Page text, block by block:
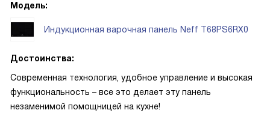
Модель:
Индукционная варочная панель Neff T68PS6RX0
Достоинства:
Современная технология, удобное управление и высокая
функциональность – все это делает эту панель
незаменимой помощницей на кухне!